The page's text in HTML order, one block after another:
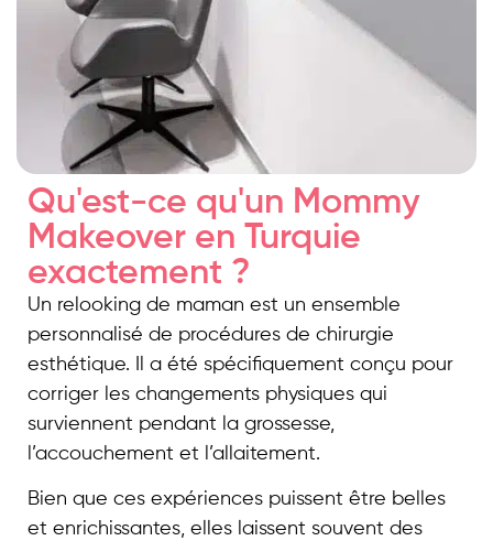
Qu'est-ce qu'un Mommy
Makeover en Turquie
exactement ?
Un relooking de maman est un ensemble
personnalisé de procédures de chirurgie
esthétique. Il a été spécifiquement conçu pour
corriger les changements physiques qui
surviennent pendant la grossesse,
l’accouchement et l’allaitement.
Bien que ces expériences puissent être belles
et enrichissantes, elles laissent souvent des